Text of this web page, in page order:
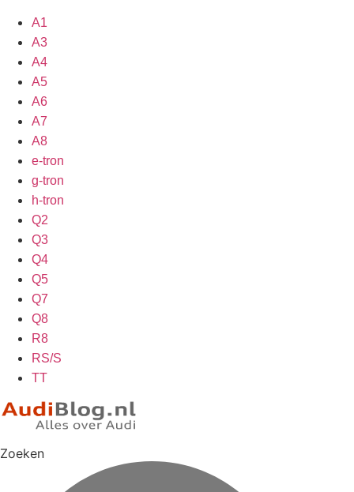
A1
A3
A4
A5
A6
A7
A8
e-tron
g-tron
h-tron
Q2
Q3
Q4
Q5
Q7
Q8
R8
RS/S
TT
Zoeken